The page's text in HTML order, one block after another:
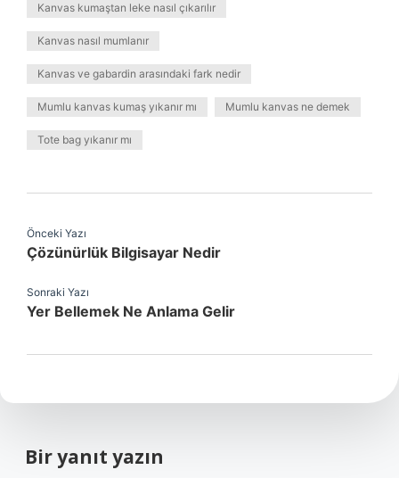
Kanvas kumaştan leke nasıl çıkarılır
Kanvas nasıl mumlanır
Kanvas ve gabardin arasındaki fark nedir
Mumlu kanvas kumaş yıkanır mı Mumlu kanvas ne demek
Tote bag yıkanır mı
Önceki Yazı
Çözünürlük Bilgisayar Nedir
Sonraki Yazı
Yer Bellemek Ne Anlama Gelir
Bir yanıt yazın